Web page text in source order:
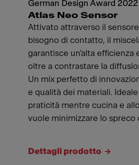
German Design Award 2022
Atlas Neo Sensor
Attivato attraverso il
bisogno di contatto, il
garantisce un'alta efficienza
oltre a contrastare la
Un mix perfetto di
e qualità dei materiali.
praticità mentre cucina e
vuole minimizzare lo spreco
Dettagli prodotto